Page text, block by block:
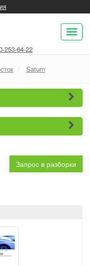
253-64-22
Saturn
Запрос в разборки